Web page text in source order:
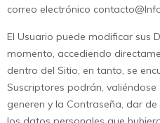
correo electrónico
El Usuario puede modificar sus
momento, accediendo
dentro del Sitio, en tanto, se
Suscriptores podrán,
generen y la Contraseña, dar